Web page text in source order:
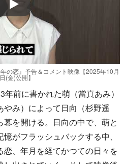
Play
の恋』予告＆コメント映像【2025年10月
(金)公開】
前に書かれた萌（當真あみ）
み）によって日向（杉野遥
を開ける。日向の中で、萌と
がフラッシュバックする中、
、年月を経てかつての日々を